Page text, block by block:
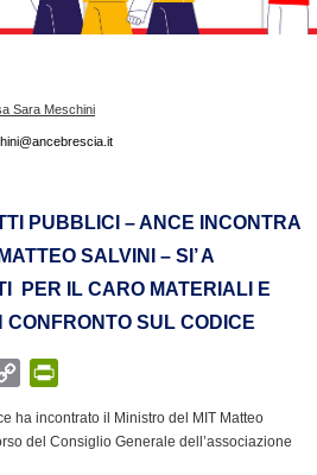
Sara Meschini
PUBBLICI – ANCE INCONTRA
SALVINI – SI’ A
PER IL CARO MATERIALI E
CONFRONTO SUL CODICE
C
p
i
ha incontrato il Ministro del MIT Matteo
del Consiglio Generale dell’associazione